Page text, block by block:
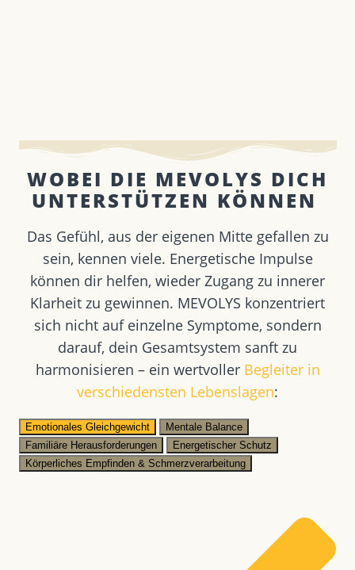
WOBEI DIE MEVOLYS DICH
UNTERSTÜTZEN KÖNNEN ​
Das Gefühl, aus der eigenen Mitte gefallen zu
sein, kennen viele. Energetische Impulse
können dir helfen, wieder Zugang zu innerer
Klarheit zu gewinnen. MEVOLYS konzentriert
sich nicht auf einzelne Symptome, sondern
darauf, dein Gesamtsystem sanft zu
harmonisieren – ein wertvoller Begleiter in
verschiedensten Lebenslagen:
Emotionales Gleichgewicht
Mentale Balance
Familiäre Herausforderungen
Energetischer Schutz
Körperliches Empfinden & Schmerzverarbeitung